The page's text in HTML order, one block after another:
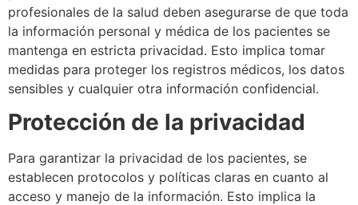
profesionales de la salud deben asegurarse de que toda
la información personal y médica de los pacientes se
mantenga en estricta privacidad. Esto implica tomar
medidas para proteger los registros médicos, los datos
sensibles y cualquier otra información confidencial.
Protección de la privacidad
Para garantizar la privacidad de los pacientes, se
establecen protocolos y políticas claras en cuanto al
acceso y manejo de la información. Esto implica la